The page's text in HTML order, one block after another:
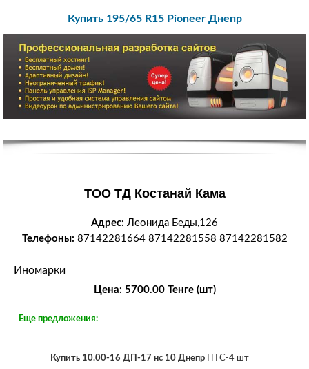
Купить 195/65 R15 Pioneer Днепр
ТОО ТД Костанай Кама
Адрес: Леонида Беды,126
Телефоны: 87142281664 87142281558 87142281582
Иномарки
Цена: 5700.00 Тенге (шт)
Еще предложения:
Купить 10.00-16 ДП-17 нс 10 Днепр ПТС-4 шт